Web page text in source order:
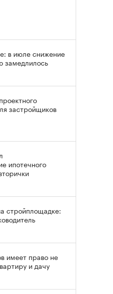
в июле снижение
замедлилось
застройщиков
ипотечного
стройплощадке:
имеет право не
и дачу